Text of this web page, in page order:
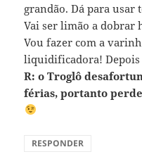
grandão. Dá para
Vai ser limão a dobrar
Vou fazer com a
liquidificadora!
R: o Troglô
férias, portanto
RESPONDER